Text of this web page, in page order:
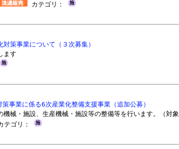
カテゴリ：
策事業について（３次募集）
ます
事業に係る6次産業化整備支援事業（追加公募）
械・施設、生産機械・施設等の整備等を行います。（対象
テゴリ：